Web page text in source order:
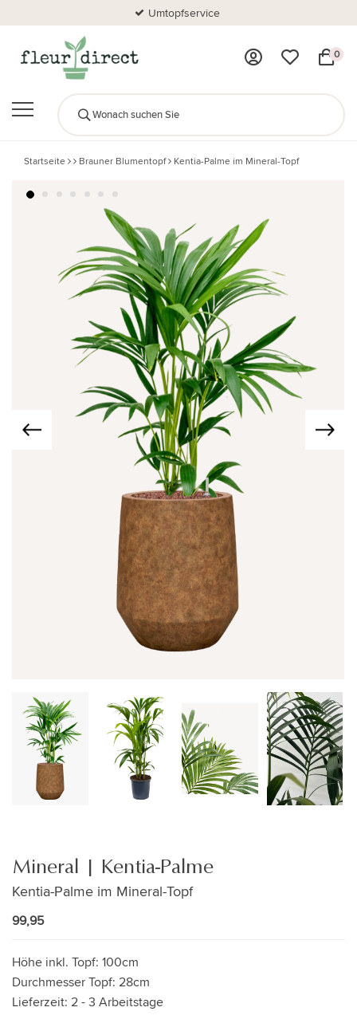
Umtopfservice
0
Startseite Brauner Blumentopf Kentia-Palme im Mineral-Topf
Mineral | Kentia-Palme
Kentia-Palme im Mineral-Topf
99,95
Höhe inkl. Topf: 100cm
Durchmesser Topf: 28cm
Lieferzeit: 2 - 3 Arbeitstage